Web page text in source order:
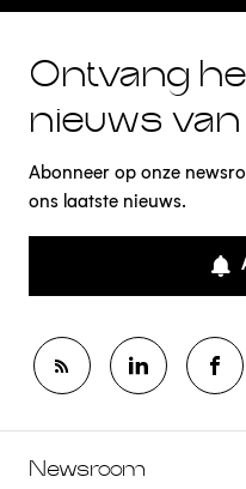
Ontvang
nieuws
Abonneer op onze
ons laatste nieuws.
Newsroom